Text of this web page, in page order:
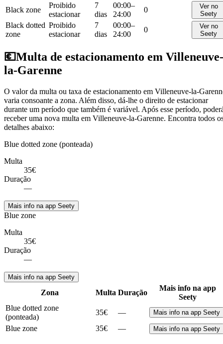
Black zone
Proibido
estacionar
7
dias
00:00–
24:00
0
Ver no
Seety
Black dotted
zone
Proibido
estacionar
7
dias
00:00–
24:00
0
Ver no
Seety
💶Multa de estacionamento em Villeneuve-
la-Garenne
O valor da multa ou taxa de estacionamento em Villeneuve-la-
varia consoante a zona. Além disso, dá-lhe o direito de estacionar
durante um período que também é variável. Após esse período,
receber uma nova multa em Villeneuve-la-Garenne. Encontra todos
detalhes abaixo:
Blue dotted zone (ponteada)
Multa
35€
Duração
—
Mais info na app Seety
Blue zone
Multa
35€
Duração
—
Mais info na app Seety
Zona Multa Duração
Mais info na app
Seety
Blue dotted zone
(ponteada)
35€ — Mais info na app Seety
Blue zone 35€ — Mais info na app Seety